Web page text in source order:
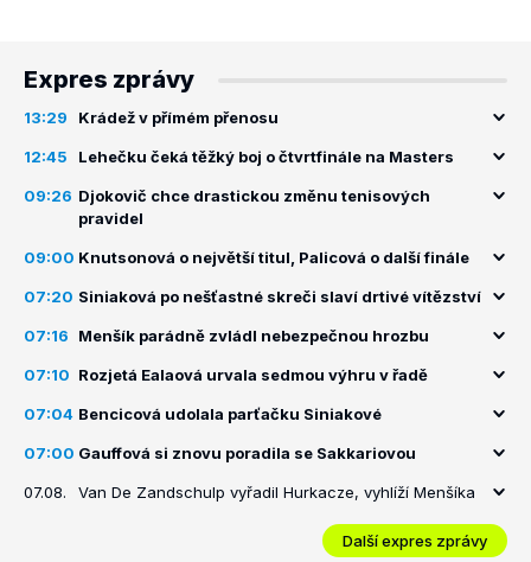
Expres zprávy
13:29 Krádež v přímém přenosu
12:45 Lehečku čeká těžký boj o čtvrtfinále na Masters
09:26 Djokovič chce drastickou změnu tenisových
pravidel
09:00 Knutsonová o největší titul, Palicová o další finále
07:20 Siniaková po nešťastné skreči slaví drtivé vítězství
07:16 Menšík parádně zvládl nebezpečnou hrozbu
07:10 Rozjetá Ealaová urvala sedmou výhru v řadě
07:04 Bencicová udolala parťačku Siniakové
07:00 Gauffová si znovu poradila se Sakkariovou
07.08. Van De Zandschulp vyřadil Hurkacze, vyhlíží Menšíka
Další expres zprávy